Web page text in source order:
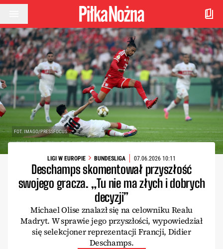
Przejdź do treści
FOT. IMAGO/PRESSFOCUS
LIGI W EUROPIE BUNDESLIGA 07.06.2026 10:11
Deschamps skomentował przyszłość
swojego gracza. „Tu nie ma złych i dobrych
decyzji”
Michael Olise znalazł się na celowniku Realu
Madryt. W sprawie jego przyszłości, wypowiedział
się selekcjoner reprezentacji Francji, Didier
Deschamps.